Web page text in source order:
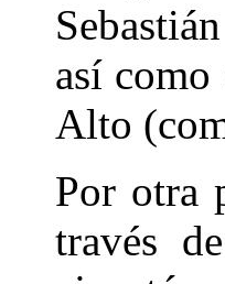
así
Alto
Por otra
través